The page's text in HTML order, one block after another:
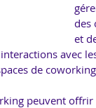
des
et
avec
de
peuvent